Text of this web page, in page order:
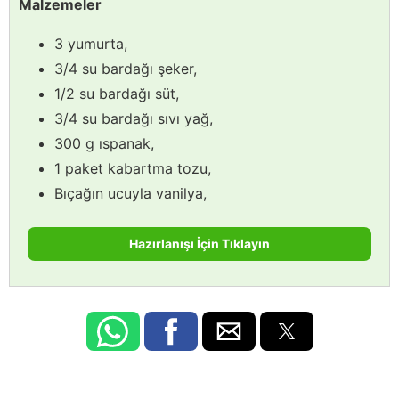
Malzemeler
3 yumurta,
3/4 su bardağı şeker,
1/2 su bardağı süt,
3/4 su bardağı sıvı yağ,
300 g ıspanak,
1 paket kabartma tozu,
Bıçağın ucuyla vanilya,
Hazırlanışı İçin Tıklayın